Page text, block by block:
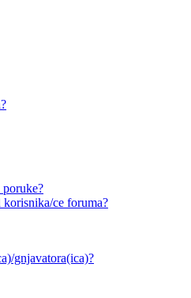
ce foruma?
gnjavatora(ica)?